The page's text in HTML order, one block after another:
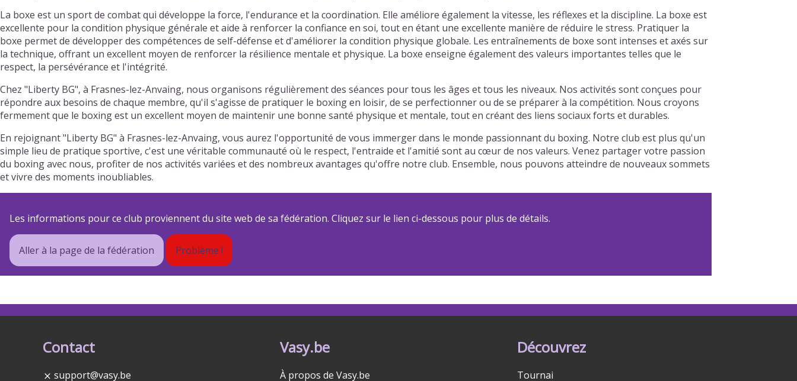
La boxe est un sport de combat qui développe la force, l'endurance et la coordination. Elle améliore également la vitesse, les réflexes et la discipline. La boxe est
excellente pour la condition physique générale et aide à renforcer la confiance en soi, tout en étant une excellente manière de réduire le stress. Pratiquer la
boxe permet de développer des compétences de self-défense et d'améliorer la condition physique globale. Les entraînements de boxe sont intenses et axés sur
la technique, offrant un excellent moyen de renforcer la résilience mentale et physique. La boxe enseigne également des valeurs importantes telles que le
respect, la persévérance et l'intégrité.
Chez "Liberty BG", à Frasnes-lez-Anvaing, nous organisons régulièrement des séances pour tous les âges et tous les niveaux. Nos activités sont conçues pour
répondre aux besoins de chaque membre, qu'il s'agisse de pratiquer le boxing en loisir, de se perfectionner ou de se préparer à la compétition. Nous croyons
fermement que le boxing est un excellent moyen de maintenir une bonne santé physique et mentale, tout en créant des liens sociaux forts et durables.
En rejoignant "Liberty BG" à Frasnes-lez-Anvaing, vous aurez l'opportunité de vous immerger dans le monde passionnant du boxing. Notre club est plus qu'un
simple lieu de pratique sportive, c'est une véritable communauté où le respect, l'entraide et l'amitié sont au cœur de nos valeurs. Venez partager votre passion
du boxing avec nous, profiter de nos activités variées et des nombreux avantages qu'offre notre club. Ensemble, nous pouvons atteindre de nouveaux sommets
et vivre des moments inoubliables.
Les informations pour ce club proviennent du site web de sa fédération. Cliquez sur le lien ci-dessous pour plus de détails.
Aller à la page de la fédération Problème !
Contact
support@vasy.be
Vasy.be
À propos de Vasy.be
Découvrez
Tournai